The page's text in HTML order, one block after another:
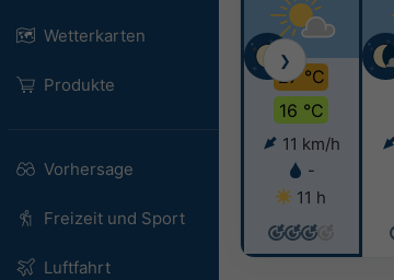
Wetterkarten
Produkte
Vorhersage
Freizeit und Sport
Luftfahrt
27 °C
16 °C
11 km/h
-
11 h
❯